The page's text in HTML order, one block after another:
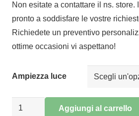
da
€40,37
a
€44,51
Non esitate a contattare il ns. store.
pronto a soddisfare le vostre
Richiedete un preventivo
ottime occasioni vi aspettano!
Ampiezza luce
Linee
Aggiungi al carrello